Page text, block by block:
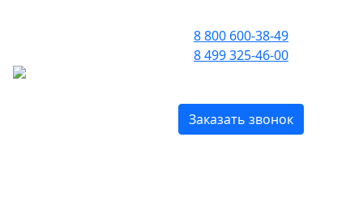
8 800 600-38-49
8 499 325-46-00
Заказать звонок